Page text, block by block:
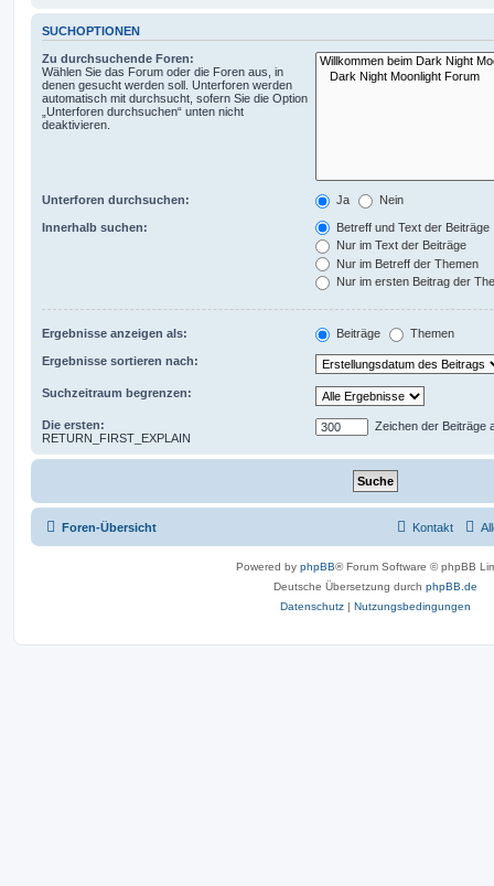
SUCHOPTIONEN
Zu durchsuchende Foren:
Wählen Sie das Forum oder die Foren aus, in
denen gesucht werden soll. Unterforen werden
automatisch mit durchsucht, sofern Sie die Option
„Unterforen durchsuchen“ unten nicht
deaktivieren.
Unterforen durchsuchen: Ja Nein
Innerhalb suchen:
Betreff und Text der Beiträge
Nur im Text der Beiträge
Nur im Betreff der Themen
Nur im ersten Beitrag der
Ergebnisse anzeigen als: Beiträge Themen
Ergebnisse sortieren nach:
Suchzeitraum begrenzen:
Die ersten:
RETURN_FIRST_EXPLAIN
Zeichen der Beiträge
Foren-Übersicht Kontakt
Powered by phpBB® Forum Software © phpBB
Deutsche Übersetzung durch phpBB.de
Datenschutz | Nutzungsbedingungen